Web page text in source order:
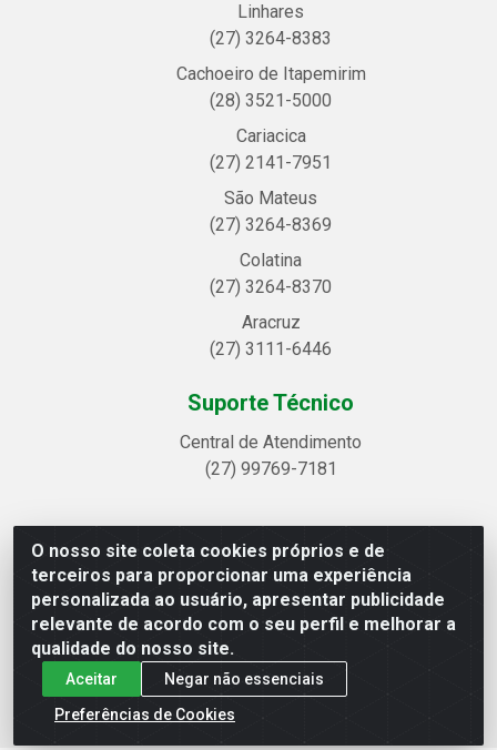
O nosso site coleta cookies próprios e de
terceiros para proporcionar uma experiência
personalizada ao usuário, apresentar publicidade
relevante de acordo com o seu perfil e melhorar a
qualidade do nosso site.
Aceitar
Negar não essenciais
Preferências de Cookies
Linhares
(27) 3264-8383
Cachoeiro de Itapemirim
(28) 3521-5000
Cariacica
(27) 2141-7951
São Mateus
(27) 3264-8369
Colatina
(27) 3264-8370
Aracruz
(27) 3111-6446
Suporte Técnico
Central de Atendimento
(27) 99769-7181
Linhavix Distribuidora LTDA - Avenida Alegre, 2521 -
Quadra314 Lote 05 e 07 - Shell, Linhares/ES - CEP 29.901-605
- CNPJ 20.857.514/0001-75